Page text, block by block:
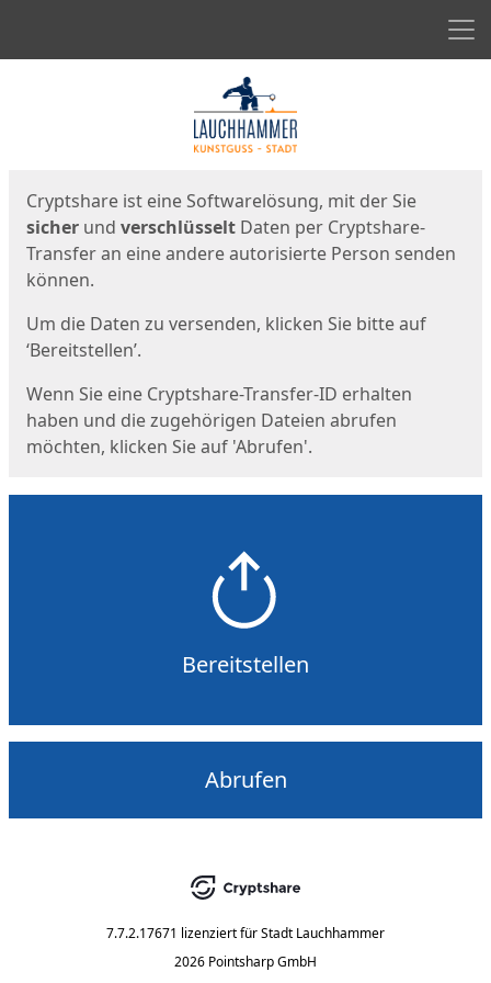
Cryptshare ist eine Softwarelösung, mit der Sie
sicher und verschlüsselt Daten per Cryptshare-
Transfer an eine andere autorisierte Person senden
können.
Um die Daten zu versenden, klicken Sie bitte auf
‘Bereitstellen’.
Wenn Sie eine Cryptshare-Transfer-ID erhalten
haben und die zugehörigen Dateien abrufen
möchten, klicken Sie auf 'Abrufen'.
Bereitstellen
Abrufen
7.7.2.17671 lizenziert fürStadt Lauchhammer
2026 Pointsharp GmbH